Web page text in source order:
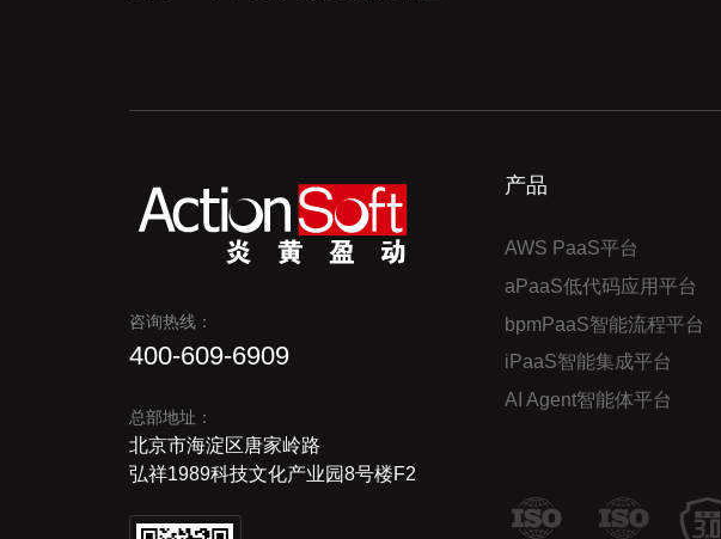
咨询热线：
400-609-6909
总部地址：
北京市海淀区唐家岭路
弘祥1989科技文化产业园8号楼F2
产品
AWS PaaS平台
aPaaS低代码应用平台
bpmPaaS智能流程平台
iPaaS智能集成平台
AI Agent智能体平台